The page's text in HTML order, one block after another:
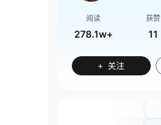
阅读
278.1w+
获赞
11
+ 关注